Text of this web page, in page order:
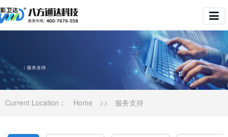
Current Location： Home >> 服务支持